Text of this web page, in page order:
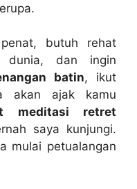
butuh rehat
dunia, dan ingin
batin, ikut
akan ajak kamu
meditasi retret
saya kunjungi.
mulai petualangan